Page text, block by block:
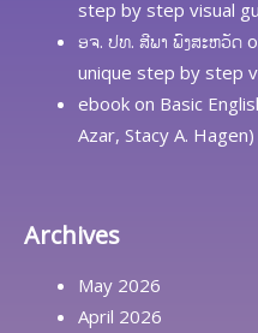
step by step visual
ອຈ. ປທ. ສີພາ ພົງສະຫວັດ
unique step by step
ebook on Basic
Azar, Stacy A.
Archives
May 2026
April 2026